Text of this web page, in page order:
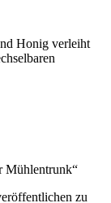
Honig verleiht
Mühlentrunk“
zu